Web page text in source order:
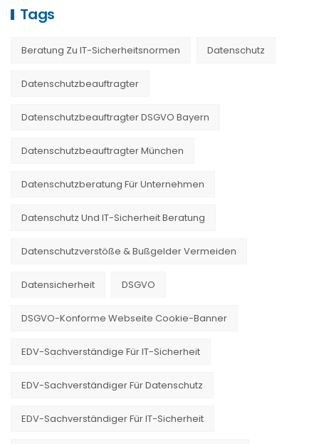
Tags
Beratung Zu IT-Sicherheitsnormen Datenschutz
Datenschutzbeauftragter
Datenschutzbeauftragter DSGVO Bayern
Datenschutzbeauftragter München
Datenschutzberatung Für Unternehmen
Datenschutz Und IT-Sicherheit Beratung
Datenschutzverstöße & Bußgelder Vermeiden
Datensicherheit DSGVO
DSGVO-Konforme Webseite Cookie-Banner
EDV-Sachverständige Für IT-Sicherheit
EDV-Sachverständiger Für Datenschutz
EDV-Sachverständiger Für IT-Sicherheit